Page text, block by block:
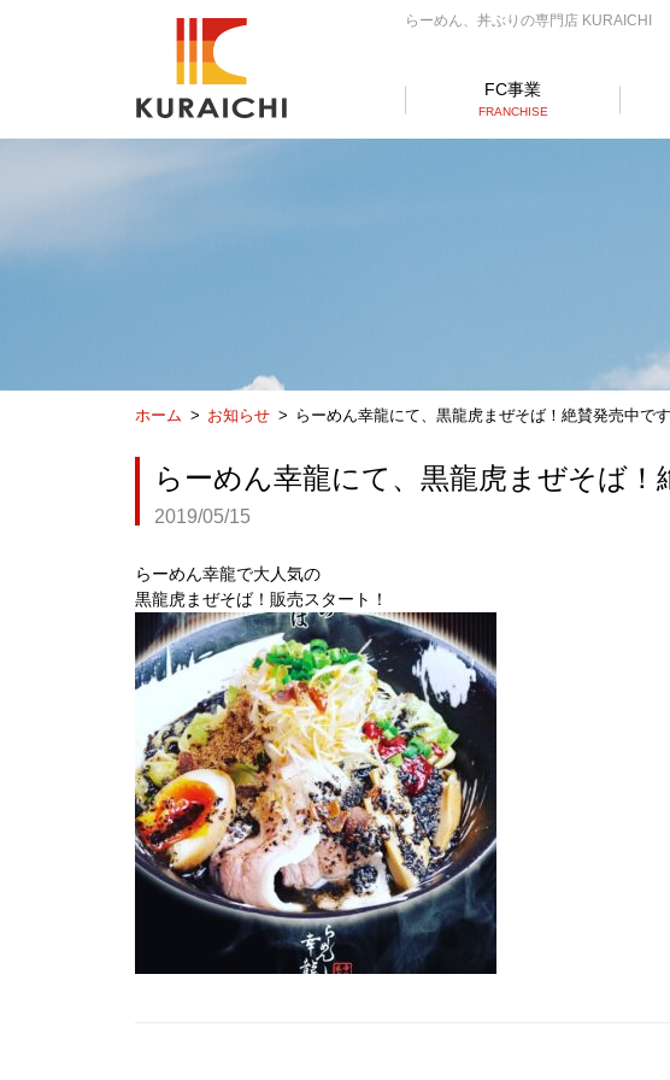
らーめん、丼ぶりの専門店 KURAICHI
FC事業
FRANCHISE
テ
ホーム お知らせ らーめん幸龍にて、黒龍虎まぜそば！絶賛発売中です
らーめん幸龍にて、黒龍虎まぜそば！
2019/05/15
らーめん幸龍で大人気の
黒龍虎まぜそば！販売スタート！